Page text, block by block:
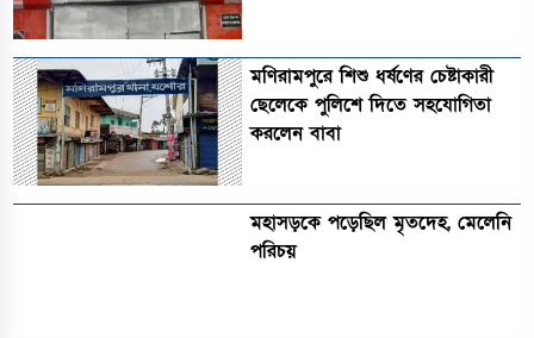
মণিরামপুরে শিশু ধর্ষণের চেষ্টাকারী
ছেলেকে পুলিশে দিতে সহযোগিতা
করলেন বাবা
মহাসড়কে পড়েছিল মৃতদেহ, মেলেনি
পরিচয়